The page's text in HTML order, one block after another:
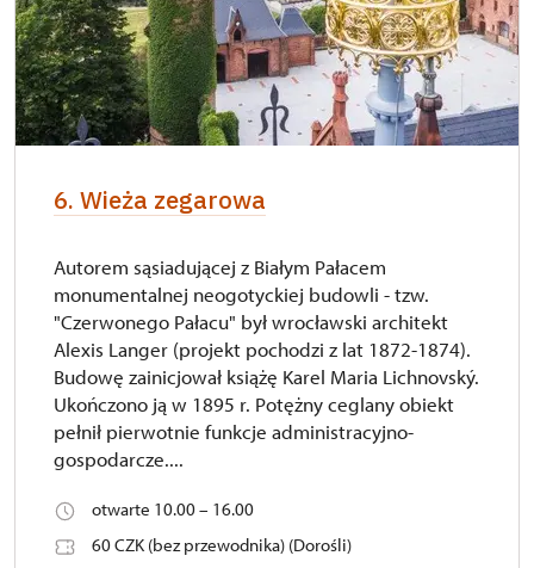
6. Wieża zegarowa
Autorem sąsiadującej z Białym Pałacem
monumentalnej neogotyckiej budowli - tzw.
"Czerwonego Pałacu" był wrocławski architekt
Alexis Langer (projekt pochodzi z lat 1872-1874).
Budowę zainicjował książę Karel Maria Lichnovský.
Ukończono ją w 1895 r. Potężny ceglany obiekt
pełnił pierwotnie funkcje administracyjno-
gospodarcze....
otwarte 10.00 – 16.00
60 CZK (bez przewodnika) (Dorośli)